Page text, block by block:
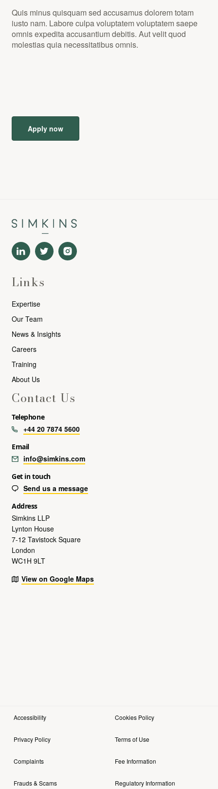
Quis minus quisquam sed accusamus dolorem totam
iusto nam. Labore culpa voluptatem voluptatem saepe
omnis expedita accusantium debitis. Aut velit quod
molestias quia necessitatibus omnis.
Apply now
Links
Expertise
Our Team
News & Insights
Careers
Training
About Us
Contact Us
Telephone
+44 20 7874 5600
Email
info@simkins.com
Get in touch
Send us a message
Address
Simkins LLP
Lynton House
7-12 Tavistock Square
London
WC1H 9LT
View on Google Maps
Accessibility Cookies Policy
Privacy Policy Terms of Use
Complaints Fee Information
Frauds & Scams Regulatory Information